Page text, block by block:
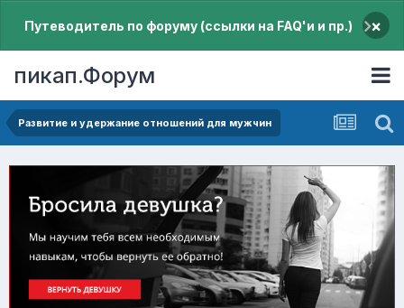
Путеводитель по форуму (ссылки на FAQ'и и пр.) ×
пикап.Форум
Pазвитие и удержание отношений для мужчин